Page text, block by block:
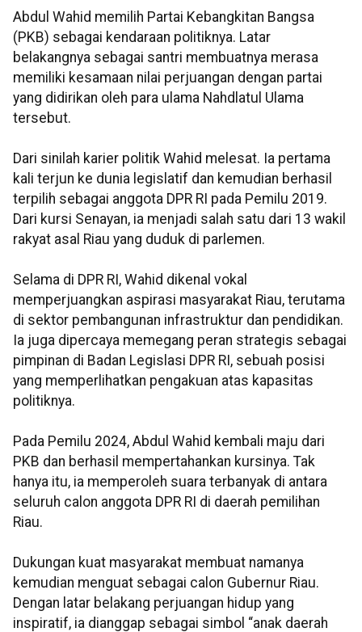
Abdul Wahid memilih Partai Kebangkitan Bangsa
(PKB) sebagai kendaraan politiknya. Latar
belakangnya sebagai santri membuatnya merasa
memiliki kesamaan nilai perjuangan dengan partai
yang didirikan oleh para ulama Nahdlatul Ulama
tersebut.
Dari sinilah karier politik Wahid melesat. Ia pertama
kali terjun ke dunia legislatif dan kemudian berhasil
terpilih sebagai anggota DPR RI pada Pemilu 2019.
Dari kursi Senayan, ia menjadi salah satu dari 13 wakil
rakyat asal Riau yang duduk di parlemen.
Selama di DPR RI, Wahid dikenal vokal
memperjuangkan aspirasi masyarakat Riau, terutama
di sektor pembangunan infrastruktur dan pendidikan.
Ia juga dipercaya memegang peran strategis sebagai
pimpinan di Badan Legislasi DPR RI, sebuah posisi
yang memperlihatkan pengakuan atas kapasitas
politiknya.
Pada Pemilu 2024, Abdul Wahid kembali maju dari
PKB dan berhasil mempertahankan kursinya. Tak
hanya itu, ia memperoleh suara terbanyak di antara
seluruh calon anggota DPR RI di daerah pemilihan
Riau.
Dukungan kuat masyarakat membuat namanya
kemudian menguat sebagai calon Gubernur Riau.
Dengan latar belakang perjuangan hidup yang
inspiratif, ia dianggap sebagai simbol “anak daerah